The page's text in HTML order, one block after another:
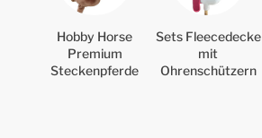
Hobby Horse
Premium
Steckenpferde
Sets Fleecedecke
mit
Ohrenschützern